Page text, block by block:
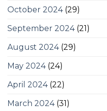
October 2024(29)
September 2024(21)
August 2024(29)
May 2024(24)
April 2024(22)
March 2024(31)